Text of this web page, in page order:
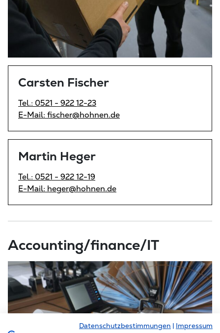
Carsten Fischer
Tel.: 0521 - 922 12-23
E-Mail: fischer@hohnen.de
Martin Heger
Tel.: 0521 - 922 12-19
E-Mail: heger@hohnen.de
Accounting/finance/IT
Datenschutzbestimmungen | Impressum